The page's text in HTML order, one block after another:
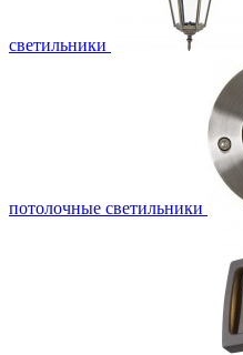
светильники
потолочные светильники